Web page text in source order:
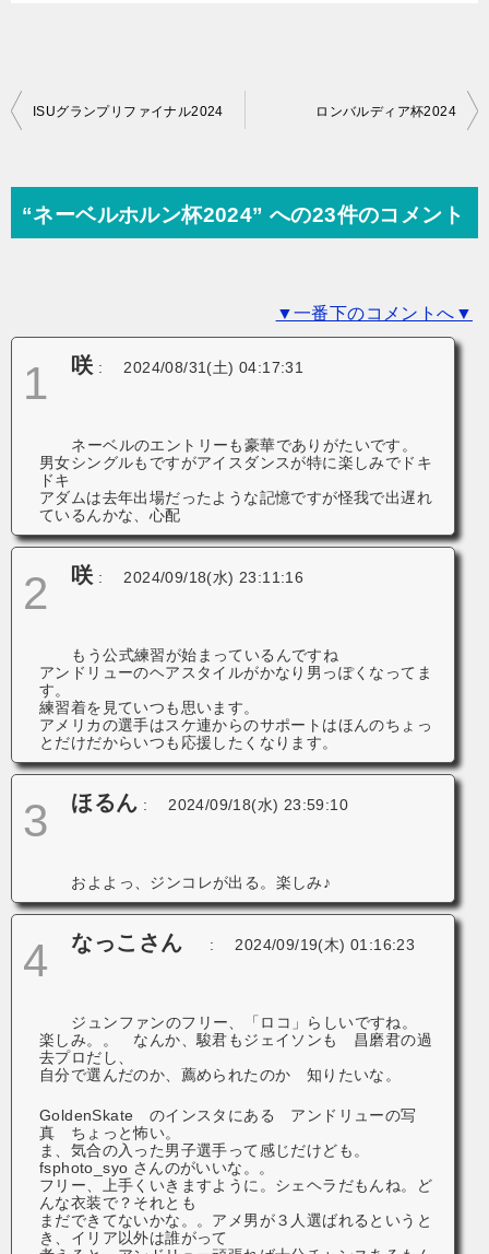
投
ビ
ISUグランプリファイナル2024 ロンバルディア杯2024
“ネーベルホルン杯2024” への23件のコメント
▼一番下のコメントへ▼
1 咲 : 2024/08/31(土) 04:17:31
ネーベルのエントリーも豪華でありがたいです。
男女シングルもですがアイスダンスが特に楽しみでドキ
ドキ
アダムは去年出場だったような記憶ですが怪我で出遅れ
ているんかな、心配
2 咲 : 2024/09/18(水) 23:11:16
もう公式練習が始まっているんですね
アンドリューのヘアスタイルがかなり男っぽくなってま
す。
練習着を見ていつも思います。
アメリカの選手はスケ連からのサポートはほんのちょっ
とだけだからいつも応援したくなります。
3 ほるん : 2024/09/18(水) 23:59:10
およよっ、ジンコレが出る。楽しみ♪
4 なっこさん : 2024/09/19(木) 01:16:23
ジュンファンのフリー、「ロコ」らしいですね。
楽しみ。。 なんか、駿君もジェイソンも 昌磨君の過
去プロだし、
自分で選んだのか、薦められたのか 知りたいな。
GoldenSkate のインスタにある アンドリューの写
真 ちょっと怖い。
ま、気合の入った男子選手って感じだけども。
fsphoto_syo さんのがいいな。。
フリー、上手くいきますように。シェヘラだもんね。ど
んな衣装で？それとも
まだできてないかな。。アメ男が３人選ばれるというと
き、イリア以外は誰がって